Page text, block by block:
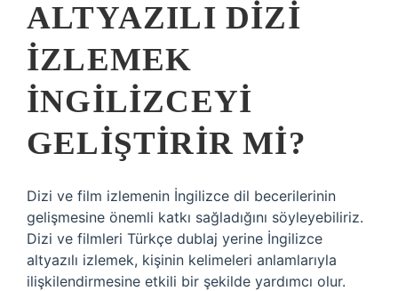
ALTYAZILI DIZI
IZLEMEK
INGILIZCEYI
GELIŞTIRIR MI?
Dizi ve film izlemenin İngilizce dil becerilerinin
gelişmesine önemli katkı sağladığını söyleyebiliriz.
Dizi ve filmleri Türkçe dublaj yerine İngilizce
altyazılı izlemek, kişinin kelimeleri anlamlarıyla
ilişkilendirmesine etkili bir şekilde yardımcı olur.